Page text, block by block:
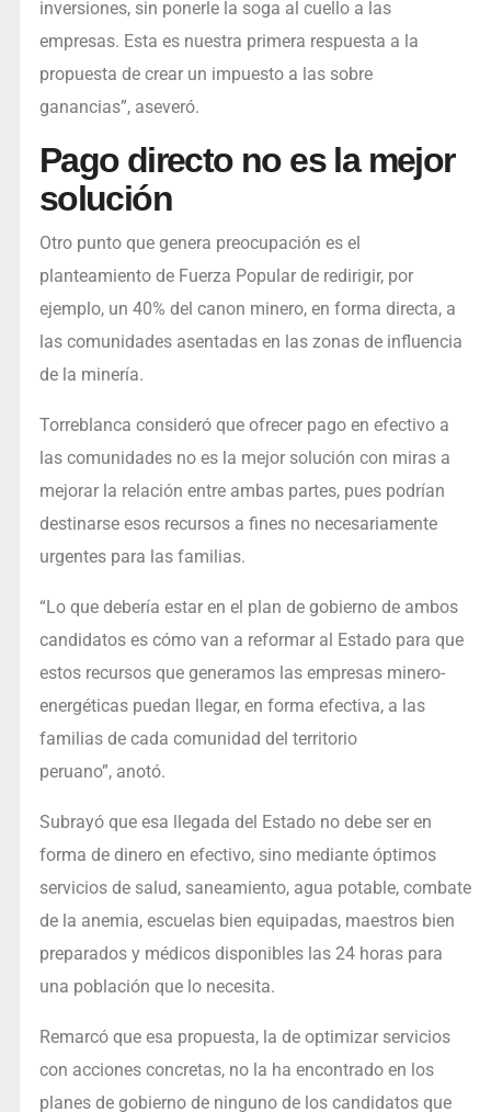
inversiones, sin ponerle la soga al cuello a las
empresas. Esta es nuestra primera respuesta a la
propuesta de crear un impuesto a las sobre
ganancias”, aseveró.
Pago directo no es la mejor
solución
Otro punto que genera preocupación es el
planteamiento de Fuerza Popular de redirigir, por
ejemplo, un 40% del canon minero, en forma directa, a
las comunidades asentadas en las zonas de influencia
de la minería.
Torreblanca consideró que ofrecer pago en efectivo a
las comunidades no es la mejor solución con miras a
mejorar la relación entre ambas partes, pues podrían
destinarse esos recursos a fines no necesariamente
urgentes para las familias.
“Lo que debería estar en el plan de gobierno de ambos
candidatos es cómo van a reformar al Estado para que
estos recursos que generamos las empresas minero-
energéticas puedan llegar, en forma efectiva, a las
familias de cada comunidad del territorio
peruano”, anotó.
Subrayó que esa llegada del Estado no debe ser en
forma de dinero en efectivo, sino mediante óptimos
servicios de salud, saneamiento, agua potable, combate
de la anemia, escuelas bien equipadas, maestros bien
preparados y médicos disponibles las 24 horas para
una población que lo necesita.
Remarcó que esa propuesta, la de optimizar servicios
con acciones concretas, no la ha encontrado en los
planes de gobierno de ninguno de los candidatos que